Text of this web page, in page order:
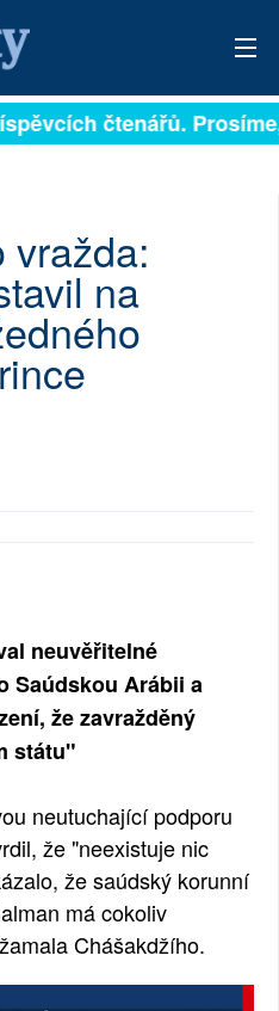
čtenářů.
vražda:
na
neuvěřitelné
Saúdskou Arábii a
že zavražděný
státu"
neutuchající podporu
že "neexistuje nic
že saúdský korunní
má cokoliv
Chášakdžího.